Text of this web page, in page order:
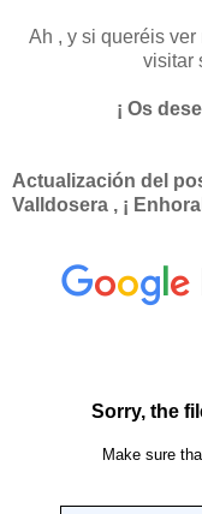
Ah , y si queréis
visitar
¡ Os
Actualización del
Valldosera , ¡